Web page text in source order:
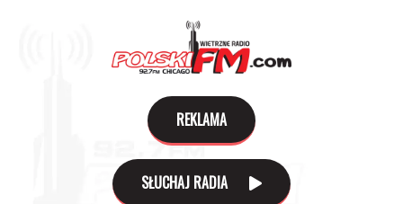
REKLAMA
SŁUCHAJ RADIA